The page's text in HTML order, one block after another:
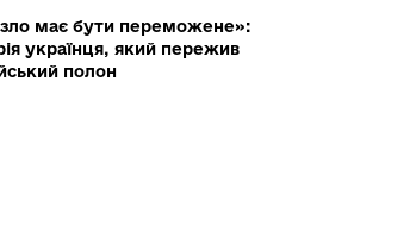
має бути переможене»:
українця, який пережив
полон